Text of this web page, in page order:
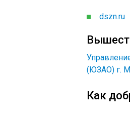
dszn.ru
(ЮЗАО) г.
Как